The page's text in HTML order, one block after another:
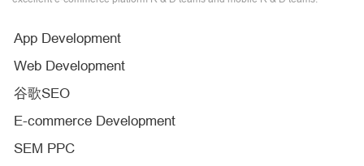
App Development
Web Development
谷歌SEO
E-commerce Development
SEM PPC